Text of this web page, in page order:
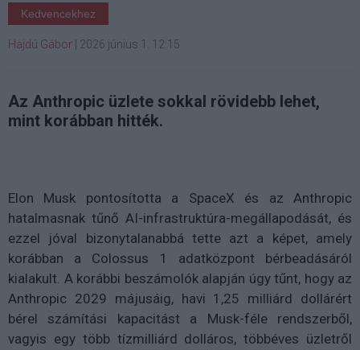
Kedvencekhez
Hajdú Gábor 2026 június 1. 12:15
Az Anthropic üzlete sokkal rövidebb lehet,
mint korábban hitték.
Elon Musk pontosította a SpaceX és az Anthropic
hatalmasnak tűnő AI-infrastruktúra-megállapodását, és
ezzel jóval bizonytalanabbá tette azt a képet, amely
korábban a Colossus 1 adatközpont bérbeadásáról
kialakult. A korábbi beszámolók alapján úgy tűnt, hogy az
Anthropic 2029 májusáig, havi 1,25 milliárd dollárért
bérel számítási kapacitást a Musk-féle rendszerből,
vagyis egy több tízmilliárd dolláros, többéves üzletről